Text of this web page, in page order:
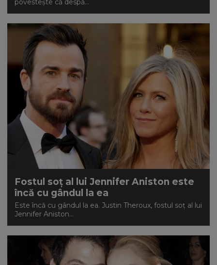
povestește că despă...
Fostul soț al lui Jennifer Aniston este
încă cu gândul la ea
Este încă cu gândul la ea. Justin Theroux, fostul soț al lui
Jennifer Aniston...